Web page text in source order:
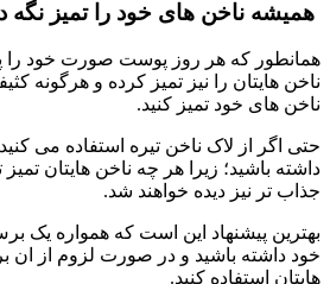
همیشه ناخن های خود را تمیز نگه
همانطور که هر روز پوست صورت خود را
ناخن هایتان را نیز تمیز کرده و هرگونه
ناخن های خود تمیز کنید.
حتی اگر از لاک ناخن تیره استفاده می کنید
داشته باشید؛ زیرا هر چه ناخن هایتان تمیز
جذاب تر نیز دیده خواهند شد.
بهترین پیشنهاد این است که همواره یک
خود داشته باشید و در صورت لزوم از ان
هایتان استفاده کنید.